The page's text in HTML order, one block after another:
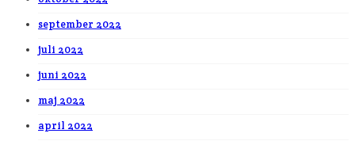
september 2022
juli 2022
juni 2022
maj 2022
april 2022